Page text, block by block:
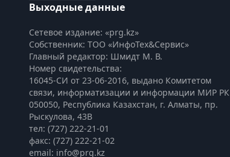
Выходные данные
Сетевое издание: «prg.kz»
Собственник: ТОО «ИнфоТех&Сервис»
Главный редактор: Шмидт М. В.
Номер свидетельства:
16045-СИ от 23-06-2016, выдано Комитетом
связи, информатизации и информации МИР РК
050050, Республика Казахстан, г. Алматы, пр.
Рыскулова, 43В
тел: (727) 222-21-01
факс: (727) 222-21-02
email: info@prg.kz